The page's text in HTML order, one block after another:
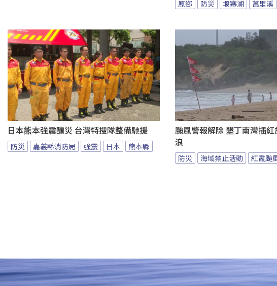
原鄉 防災 堰塞湖 萬里溪
日本熊本強震釀災 台灣特搜隊整備馳援
防災 嘉義縣消防局 強震 日本 熊本縣
颱風警報解除 墾丁南灣插
浪
防災 海域禁止活動 紅霞颱